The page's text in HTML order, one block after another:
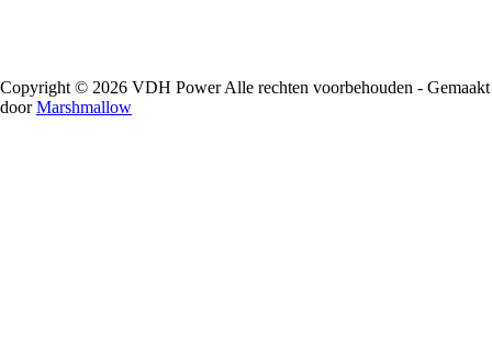
Copyright © 2026 VDH Power Alle rechten voorbehouden - Gemaakt
doorMarshmallow